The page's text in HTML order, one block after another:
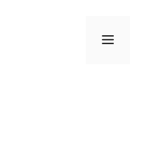
Menu